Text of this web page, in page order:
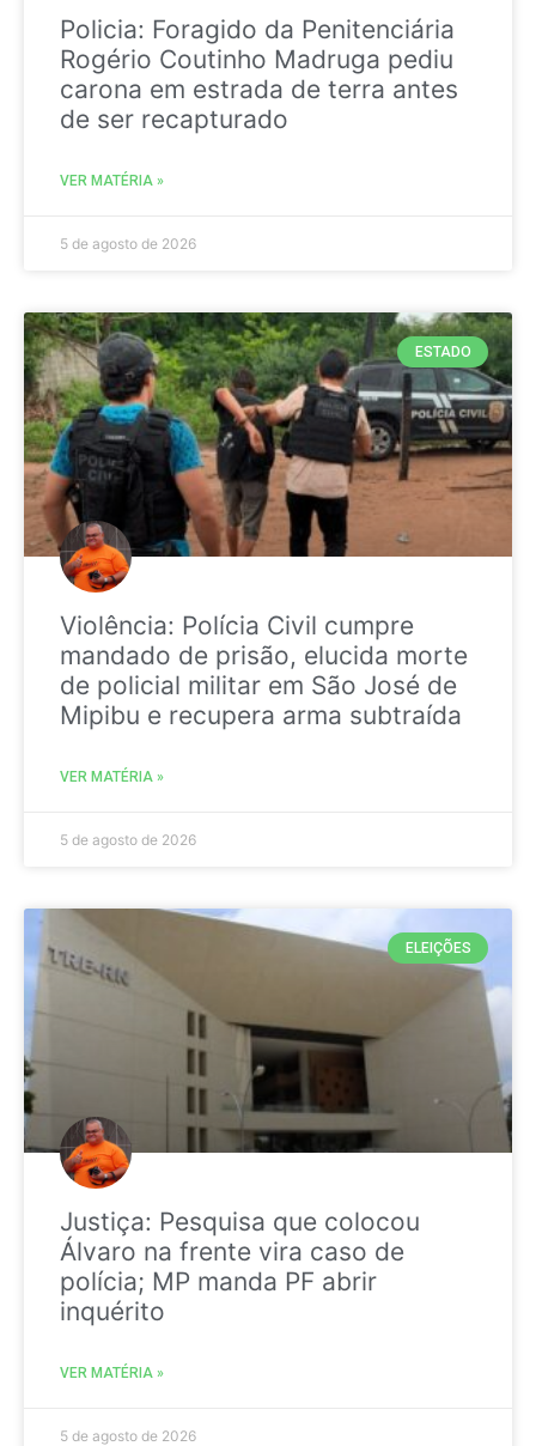
Policia: Foragido da Penitenciária
Rogério Coutinho Madruga pediu
carona em estrada de terra antes
de ser recapturado
VER MATÉRIA »
5 de agosto de 2026
ESTADO
Violência: Polícia Civil cumpre
mandado de prisão, elucida morte
de policial militar em São José de
Mipibu e recupera arma subtraída
VER MATÉRIA »
5 de agosto de 2026
ELEIÇÕES
Justiça: Pesquisa que colocou
Álvaro na frente vira caso de
polícia; MP manda PF abrir
inquérito
VER MATÉRIA »
5 de agosto de 2026